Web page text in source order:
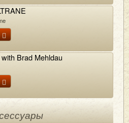
Brad Mehldau